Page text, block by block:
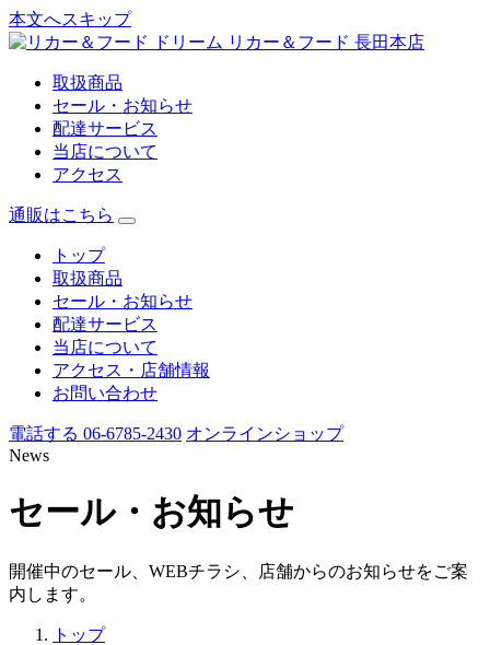
本文へスキップ
リカー＆フード 長田本店
取扱商品
セール・お知らせ
配達サービス
当店について
アクセス
通販はこちら
トップ
取扱商品
セール・お知らせ
配達サービス
当店について
アクセス・店舗情報
お問い合わせ
電話する 06-6785-2430 オンラインショップ
News
セール・お知らせ
開催中のセール、WEBチラシ、店舗からのお知らせをご案
内します。
トップ